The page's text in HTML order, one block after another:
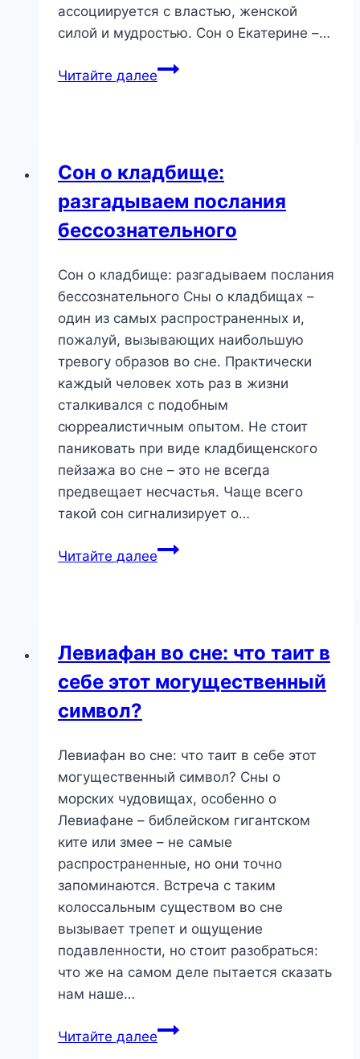
ассоциируется с властью, женской
силой и мудростью. Сон о Екатерине –…
Читайте далееСон
в
вашем
и
он
предвещает?
Сон о кладбище:
разгадываем послания
бессознательного
Сон о кладбище: разгадываем послания
бессознательного Сны о кладбищах –
один из самых распространенных и,
пожалуй, вызывающих наибольшую
тревогу образов во сне. Практически
каждый человек хоть раз в жизни
сталкивался с подобным
сюрреалистичным опытом. Не стоит
паниковать при виде кладбищенского
пейзажа во сне – это не всегда
предвещает несчастья. Чаще всего
такой сон сигнализирует о…
Читайте далееСон
бессознательного
Левиафан во сне: что таит в
себе этот могущественный
символ?
Левиафан во сне: что таит в себе этот
могущественный символ? Сны о
морских чудовищах, особенно о
Левиафане – библейском гигантском
ките или змее – не самые
распространенные, но они точно
запоминаются. Встреча с таким
колоссальным существом во сне
вызывает трепет и ощущение
подавленности, но стоит разобраться:
что же на самом деле пытается сказать
нам наше…
Читайте далееЛевиафан